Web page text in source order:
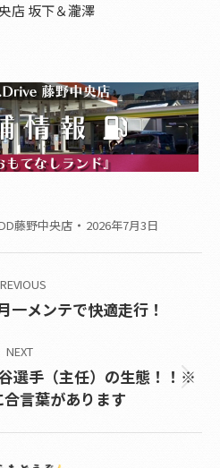
店 坂下＆瀧澤
藤野中央店 2026年7月3日
Previous
メンテで快適走行！
NEXT
Next
post:
選手（主任）の生態！！※
言葉があります